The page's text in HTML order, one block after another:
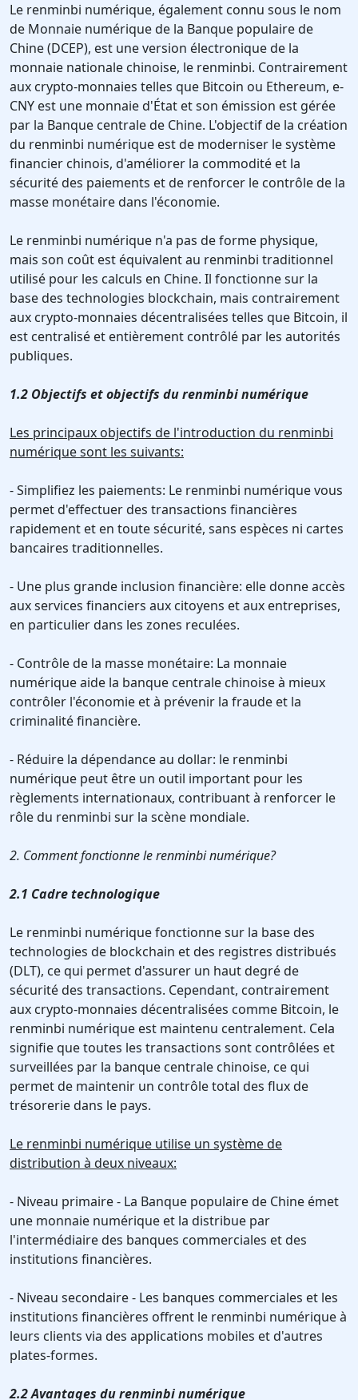
Le renminbi numérique, également connu sous le nom
de Monnaie numérique de la Banque populaire de
Chine (DCEP), est une version électronique de la
monnaie nationale chinoise, le renminbi. Contrairement
aux crypto-monnaies telles que Bitcoin ou Ethereum, e-
CNY est une monnaie d'État et son émission est gérée
par la Banque centrale de Chine. L'objectif de la création
du renminbi numérique est de moderniser le système
financier chinois, d'améliorer la commodité et la
sécurité des paiements et de renforcer le contrôle de la
masse monétaire dans l'économie.
Le renminbi numérique n'a pas de forme physique,
mais son coût est équivalent au renminbi traditionnel
utilisé pour les calculs en Chine. Il fonctionne sur la
base des technologies blockchain, mais contrairement
aux crypto-monnaies décentralisées telles que Bitcoin, il
est centralisé et entièrement contrôlé par les autorités
publiques.
1.2 Objectifs et objectifs du renminbi numérique
Les principaux objectifs de l'introduction du renminbi
numérique sont les suivants:
- Simplifiez les paiements: Le renminbi numérique vous
permet d'effectuer des transactions financières
rapidement et en toute sécurité, sans espèces ni cartes
bancaires traditionnelles.
- Une plus grande inclusion financière: elle donne accès
aux services financiers aux citoyens et aux entreprises,
en particulier dans les zones reculées.
- Contrôle de la masse monétaire: La monnaie
numérique aide la banque centrale chinoise à mieux
contrôler l'économie et à prévenir la fraude et la
criminalité financière.
- Réduire la dépendance au dollar: le renminbi
numérique peut être un outil important pour les
règlements internationaux, contribuant à renforcer le
rôle du renminbi sur la scène mondiale.
2. Comment fonctionne le renminbi numérique?
2.1 Cadre technologique
Le renminbi numérique fonctionne sur la base des
technologies de blockchain et des registres distribués
(DLT), ce qui permet d'assurer un haut degré de
sécurité des transactions. Cependant, contrairement
aux crypto-monnaies décentralisées comme Bitcoin, le
renminbi numérique est maintenu centralement. Cela
signifie que toutes les transactions sont contrôlées et
surveillées par la banque centrale chinoise, ce qui
permet de maintenir un contrôle total des flux de
trésorerie dans le pays.
Le renminbi numérique utilise un système de
distribution à deux niveaux:
- Niveau primaire - La Banque populaire de Chine émet
une monnaie numérique et la distribue par
l'intermédiaire des banques commerciales et des
institutions financières.
- Niveau secondaire - Les banques commerciales et les
institutions financières offrent le renminbi numérique à
leurs clients via des applications mobiles et d'autres
plates-formes.
2.2 Avantages du renminbi numérique